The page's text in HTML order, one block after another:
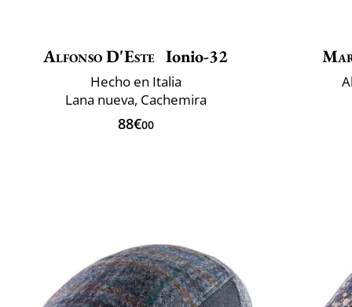
Alfonso D'Este Ionio-32
Hecho en Italia
Lana nueva, Cachemira
88€00